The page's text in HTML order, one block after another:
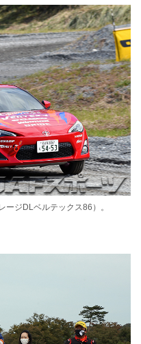
ージDLベルテックス86）。